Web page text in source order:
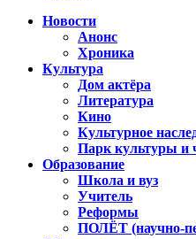
Новости
Анонс
Хроника
Культура
Дом актёра
Литература
Кино
Культурное
Парк культуры и
Образование
Школа и вуз
Учитель
Реформы
ПОЛЁТ (научно-